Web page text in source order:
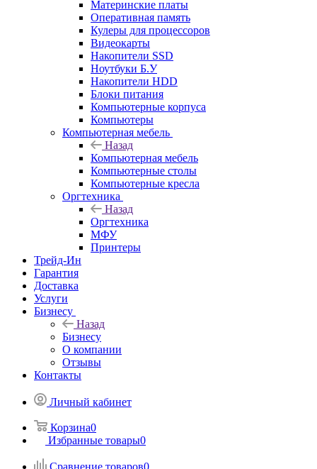
Материнские платы
Оперативная память
Кулеры для процессоров
Видеокарты
Накопители SSD
Ноутбуки Б.У
Накопители HDD
Блоки питания
Компьютерные корпуса
Компьютеры
Компьютерная мебель
Назад
Компьютерная мебель
Компьютерные столы
Компьютерные кресла
Оргтехника
Назад
Оргтехника
МФУ
Принтеры
Трейд-Ин
Гарантия
Доставка
Услуги
Бизнесу
Назад
Бизнесу
О компании
Отзывы
Контакты
Личный кабинет
Корзина0
Избранные товары0
Сравнение товаров0